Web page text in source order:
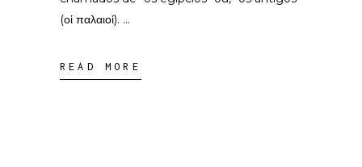
(οἱ παλαιοί).
READ MORE